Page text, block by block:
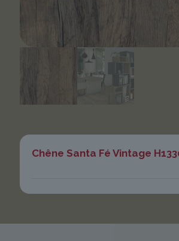
Chêne Santa Fé Vintage